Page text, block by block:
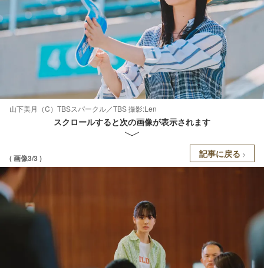
山下美月（C）TBSスパークル／TBS 撮影:Len
スクロールすると次の画像が表示されます
( 画像3/3 ) 記事に戻る